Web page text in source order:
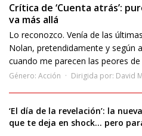
Crítica de ‘Cuenta atrás’:
va más allá
Lo reconozco. Venía de las
Nolan, pretendidamente y según
cuando me parecen las peores de
Género: Acción Dirigida por: David
‘El día de la revelación’: la
que te deja en shock… pero